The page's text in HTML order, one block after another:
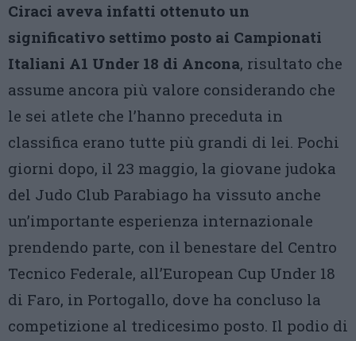
Ciraci aveva infatti ottenuto un
significativo settimo posto ai Campionati
Italiani A1 Under 18 di Ancona, risultato che
assume ancora più valore considerando che
le sei atlete che l’hanno preceduta in
classifica erano tutte più grandi di lei. Pochi
giorni dopo, il 23 maggio, la giovane judoka
del Judo Club Parabiago ha vissuto anche
un’importante esperienza internazionale
prendendo parte, con il benestare del Centro
Tecnico Federale, all’European Cup Under 18
di Faro, in Portogallo, dove ha concluso la
competizione al tredicesimo posto. Il podio di